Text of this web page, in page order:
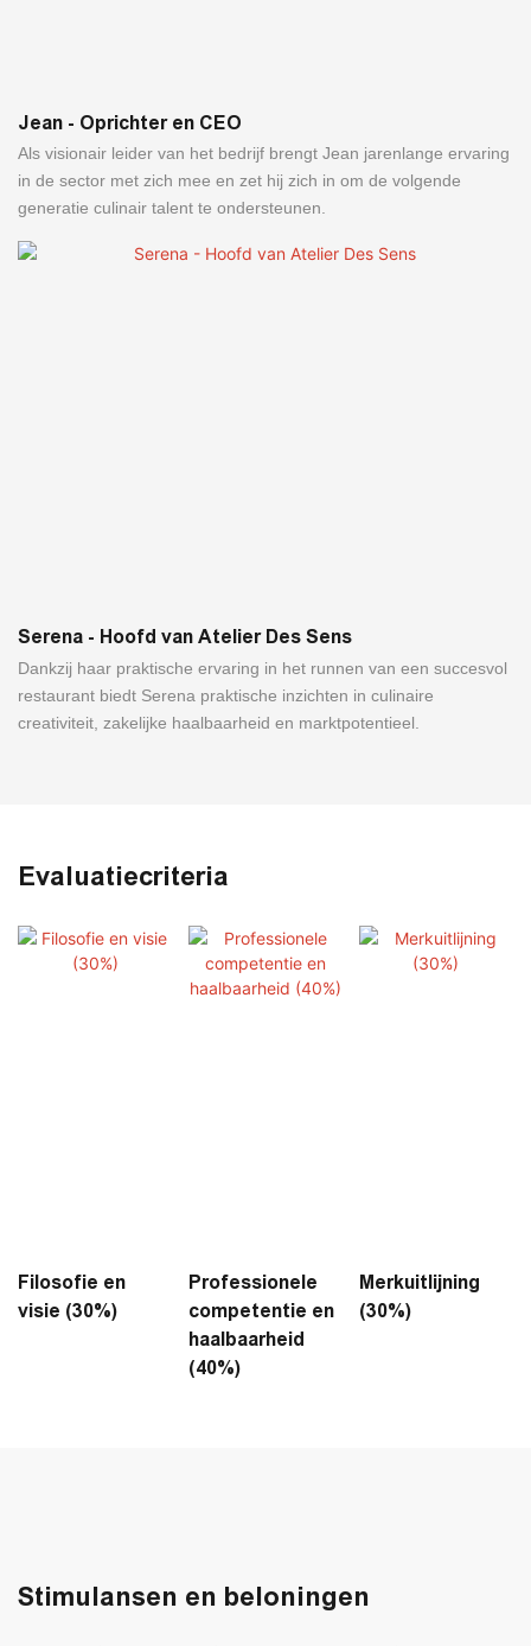
Jean - Oprichter en CEO
Als visionair leider van het bedrijf brengt Jean jarenlange ervaring
in de sector met zich mee en zet hij zich in om de volgende
generatie culinair talent te ondersteunen.
Serena - Hoofd van Atelier Des Sens
Dankzij haar praktische ervaring in het runnen van een succesvol
restaurant biedt Serena praktische inzichten in culinaire
creativiteit, zakelijke haalbaarheid en marktpotentieel.
Evaluatiecriteria
Filosofie en
visie (30%)
Professionele
competentie en
haalbaarheid
(40%)
Merkuitlijning
(30%)
Stimulansen en beloningen